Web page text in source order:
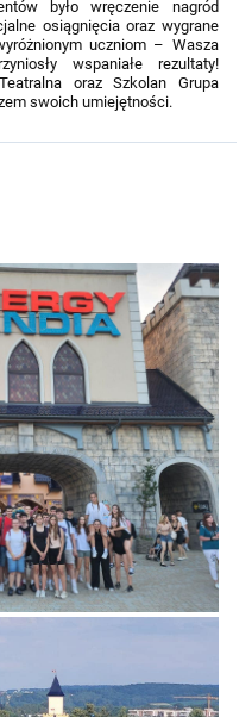
było wręczenie nagród
osiągnięcia oraz wygrane
uczniom – Wasza
wspaniałe rezultaty!
oraz Szkolan Grupa
swoich umiejętności.